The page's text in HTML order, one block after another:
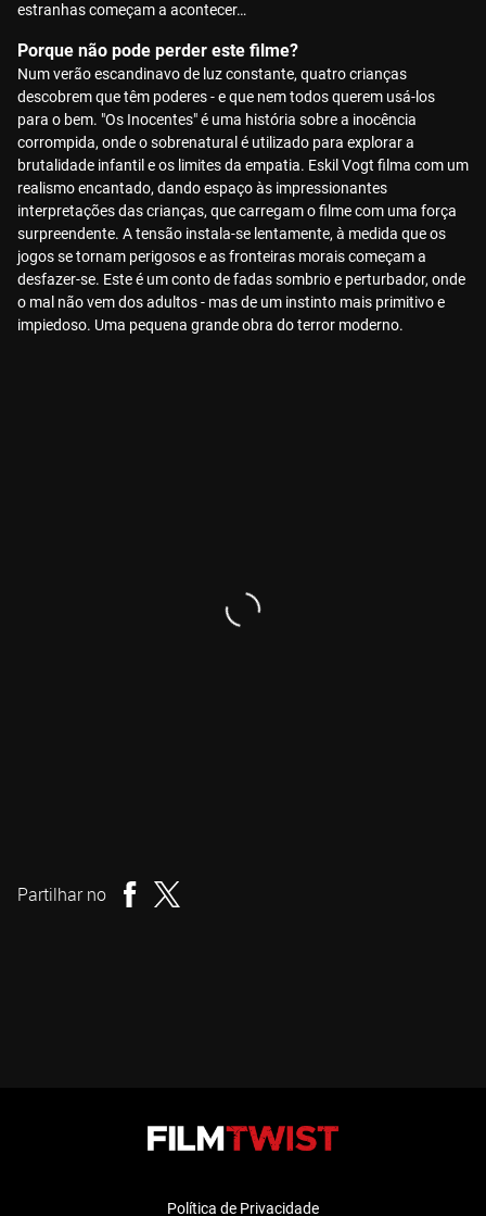
estranhas começam a acontecer…
Porque não pode perder este filme?
Num verão escandinavo de luz constante, quatro crianças
descobrem que têm poderes - e que nem todos querem usá-los
para o bem. "Os Inocentes" é uma história sobre a inocência
corrompida, onde o sobrenatural é utilizado para explorar a
brutalidade infantil e os limites da empatia. Eskil Vogt filma com um
realismo encantado, dando espaço às impressionantes
interpretações das crianças, que carregam o filme com uma força
surpreendente. A tensão instala-se lentamente, à medida que os
jogos se tornam perigosos e as fronteiras morais começam a
desfazer-se. Este é um conto de fadas sombrio e perturbador, onde
o mal não vem dos adultos - mas de um instinto mais primitivo e
impiedoso. Uma pequena grande obra do terror moderno.
Partilhar no
Política de Privacidade